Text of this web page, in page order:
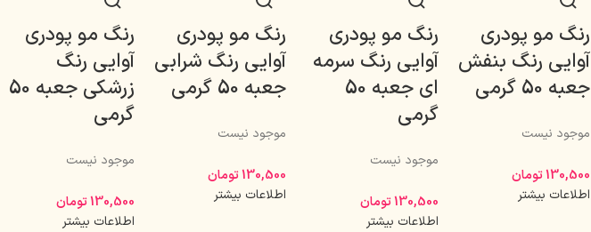
رنگ مو پودری
آوایی رنگ بنفش
جعبه 50 گرمی
موجود نیست
130,500تومان
اطلاعات بیشتر
رنگ مو پودری
آوایی رنگ سرمه
ای جعبه 50
گرمی
موجود نیست
130,500تومان
اطلاعات بیشتر
رنگ مو پودری
آوایی رنگ شرابی
جعبه 50 گرمی
موجود نیست
130,500تومان
اطلاعات بیشتر
رنگ مو پودری
آوایی رنگ
زرشکی جعبه 50
گرمی
موجود نیست
130,500تومان
اطلاعات بیشتر